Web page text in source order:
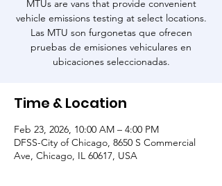
MTUs are vans that provide convenient
vehicle emissions testing at select locations.
Las MTU son furgonetas que ofrecen
pruebas de emisiones vehiculares en
ubicaciones seleccionadas.
Time & Location
Feb 23, 2026, 10:00 AM – 4:00 PM
DFSS-City of Chicago, 8650 S Commercial
Ave, Chicago, IL 60617, USA